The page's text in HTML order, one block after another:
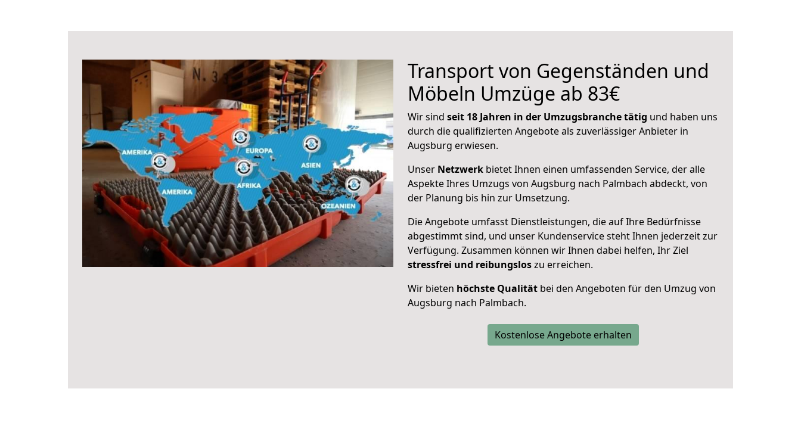
Transport von Gegenständen und
Möbeln Umzüge ab 83€
Wir sind seit 18 Jahren in der Umzugsbranche tätig und haben uns
durch die qualifizierten Angebote als zuverlässiger Anbieter in
Augsburg erwiesen.
Unser Netzwerk bietet Ihnen einen umfassenden Service, der alle
Aspekte Ihres Umzugs von Augsburg nach Palmbach abdeckt, von
der Planung bis hin zur Umsetzung.
Die Angebote umfasst Dienstleistungen, die auf Ihre Bedürfnisse
abgestimmt sind, und unser Kundenservice steht Ihnen jederzeit zur
Verfügung. Zusammen können wir Ihnen dabei helfen, Ihr Ziel
stressfrei und reibungsloszu erreichen.
Wir bieten höchste Qualität bei den Angeboten für den Umzug von
Augsburg nach Palmbach.
Kostenlose Angebote erhalten